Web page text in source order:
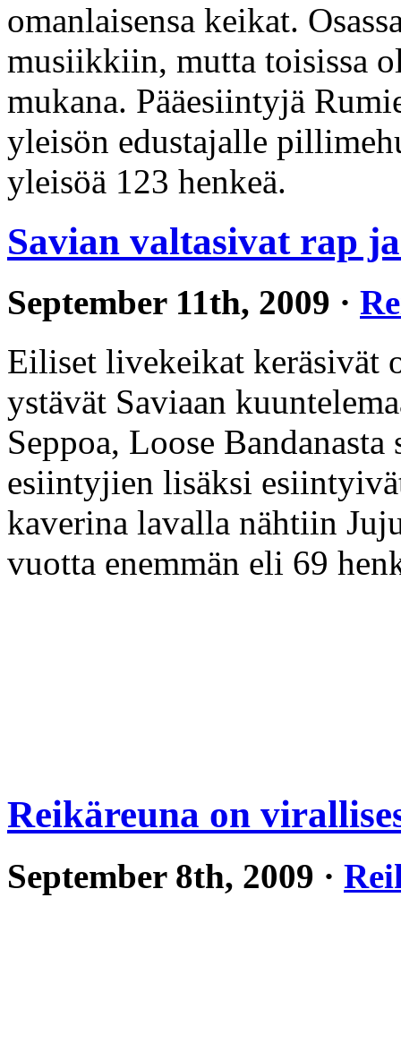
omanlaisensa keikat.
musiikkiin, mutta toisissa
mukana. Pääesiintyjä
yleisön edustajalle
yleisöä 123 henkeä.
Savian valtasivat rap
September 11th, 2009 ·
Eiliset livekeikat keräsivät
ystävät Saviaan
Seppoa, Loose
esiintyjien lisäksi
kaverina lavalla nähtiin
vuotta enemmän eli 69
Reikäreuna on
September 8th, 2009 ·